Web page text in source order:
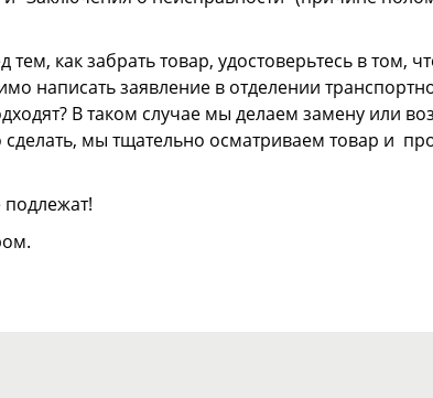
как забрать товар, удостоверьтесь в том,
написать заявление в отделении
В таком случае мы делаем замену или
мы тщательно осматриваем товар и